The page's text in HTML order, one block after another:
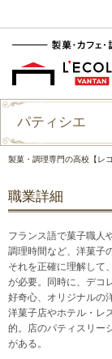
パティシエ
製菓・調理専門の高校【レ
職業詳細
フランス語で菓子職人
調理時間など、洋菓子
それを正確に理解して
が必要。同時に、デコ
好奇心、オリジナルの
洋菓子店やホテル・レ
的。店のパティスリー
がある。